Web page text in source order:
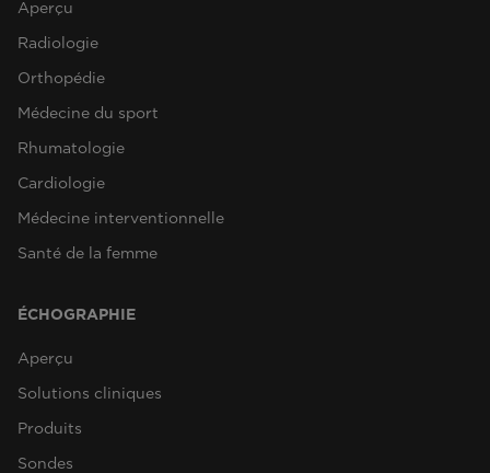
Aperçu
Radiologie
Orthopédie
Médecine du sport
Rhumatologie
Cardiologie
Médecine interventionnelle
Santé de la femme
ÉCHOGRAPHIE
Aperçu
Solutions cliniques
Produits
Sondes